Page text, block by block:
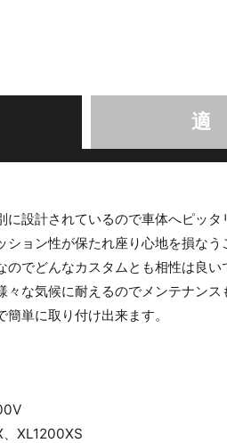
適
に設計されているので車体へピッタ
ション性が保たれ座り心地を損なう
でどんなカスタムとも相性は良い
な気候に耐えるのでメンテナンス
単に取り付け出来ます。
XL1200XS